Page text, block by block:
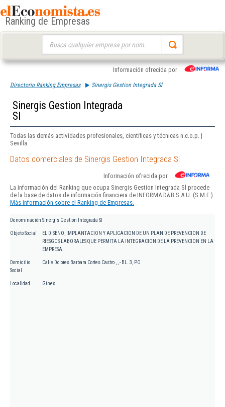
Ranking de Empresas
Información ofrecida por
Directorio Ranking Empresas Sinergis Gestion Integrada Sl
Sinergis Gestion Integrada
Sl
Todas las demás actividades profesionales, científicas y técnicas n.c.o.p. |
Sevilla
Datos comerciales de Sinergis Gestion Integrada Sl
Información ofrecida por
La información del Ranking que ocupa Sinergis Gestion Integrada Sl procede
de la base de datos de información financiera de INFORMA D&B S.A.U. (S.M.E.).
Más información sobre el Ranking de Empresas.
Denominación Sinergis Gestion Integrada Sl
Objeto Social
EL DISENO, IMPLANTACION Y APLICACION DE UN PLAN DE PREVENCION DE
RIESGOS LABORALES QUE PERMITA LA INTEGRACION DE LA PREVENCION EN LA
EMPRESA.
Domicilio
Social
Calle Dolores Barbara Cortes Castro , , - BL. 3, PO
Localidad Gines